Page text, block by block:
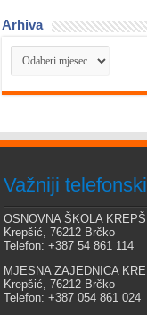
Arhiva
Arhiva
Važniji
OSNOVNA ŠKOLA
Krepšić, 76212 Brčko
Telefon: +387 54 861 114
MJESNA ZAJEDNICA
Krepšić, 76212 Brčko
Telefon: +387 054 861 024